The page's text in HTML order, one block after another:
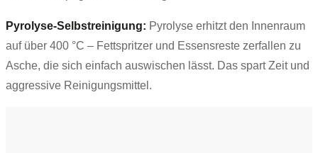
Pyrolyse-Selbstreinigung: Pyrolyse erhitzt den Innenraum
auf über 400 °C – Fettspritzer und Essensreste zerfallen zu
Asche, die sich einfach auswischen lässt. Das spart Zeit und
aggressive Reinigungsmittel.